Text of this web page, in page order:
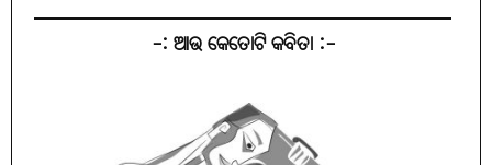
-: ଆଉ କେତୋଟି କବିତା :-